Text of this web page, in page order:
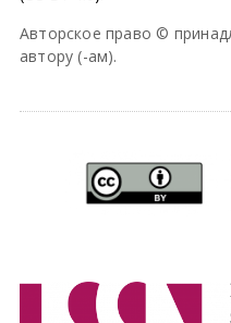
Авторское право ©
автору (-ам).